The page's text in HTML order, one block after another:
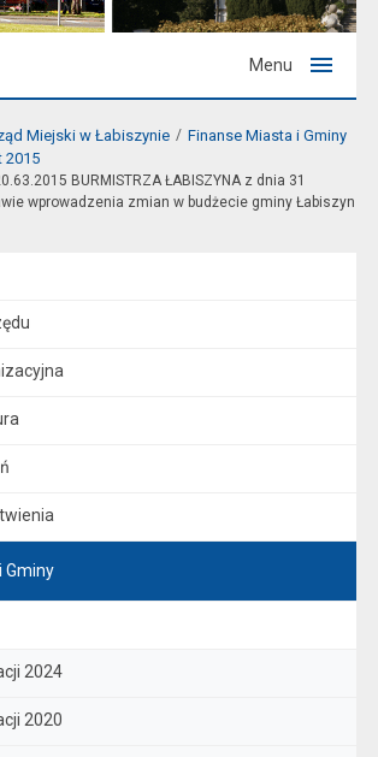
Menu
Miejski w Łabiszynie
Finanse Miasta i Gminy
2015
BURMISTRZA ŁABISZYNA z dnia 31
wprowadzenia zmian w budżecie gminy Łabiszyn
Gminy
2024
2020